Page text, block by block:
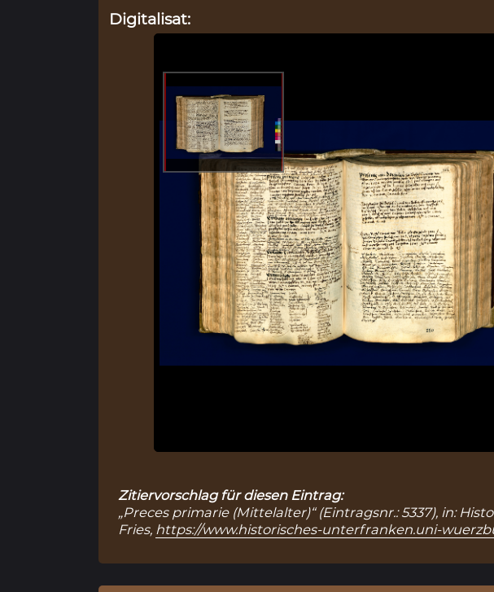
Digitalisat:
Zitiervorschlag für diesen Eintrag:
„Preces primarie (Mittelalter)“ (Eintragsnr.: 5337), in:
Fries, https://www.historisches-unterfranken.uni-